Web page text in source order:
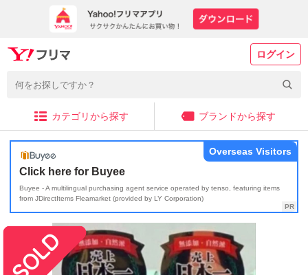
ログイン
カテゴリから探す ブランドから探す
Click here for Buyee
Buyee - A multilingual purchasing agent service operated by tenso, featuring items
from JDirectItems Fleamarket (provided by LY Corporation)
Overseas Visitors